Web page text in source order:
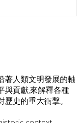
著人類文明發展的軸
與貢獻,來解釋各種
史的重大衝擊。